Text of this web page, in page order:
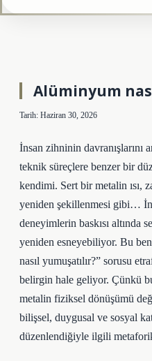
Alüminyum
Tarih: Haziran 30, 2026
İnsan zihninin davranışlarını
teknik süreçlere benzer bir
kendimi. Sert bir metalin ısı,
yeniden şekillenmesi gibi…
deneyimlerin baskısı altında
yeniden esneyebiliyor. Bu
nasıl yumuşatılır?” sorusu
belirgin hale geliyor. Çünkü
metalin fiziksel dönüşümü
bilişsel, duygusal ve sosyal
düzenlendiğiyle ilgili